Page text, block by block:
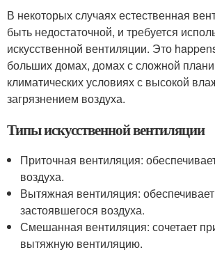
В некоторых случаях естественная
быть недостаточной, и требуется
искусственной вентиляции. Это
больших домах, домах с сложной
климатических условиях с высокой
загрязнением воздуха.
Типы искусственной вентиляции
Приточная вентиляция:
воздуха.
Вытяжная вентиляция:
застоявшегося воздуха.
Смешанная вентиляция: сочетает
вытяжную вентиляцию.